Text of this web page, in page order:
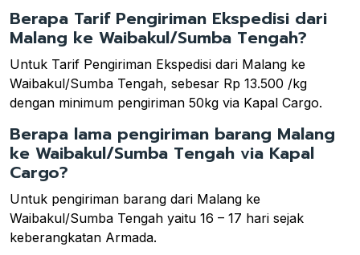
Berapa Tarif Pengiriman Ekspedisi dari
Malang ke Waibakul/Sumba Tengah?
Untuk Tarif Pengiriman Ekspedisi dari Malang ke
Waibakul/Sumba Tengah, sebesar Rp 13.500 /kg
dengan minimum pengiriman 50kg via Kapal Cargo.
Berapa lama pengiriman barang Malang
ke Waibakul/Sumba Tengah via Kapal
Cargo?
Untuk pengiriman barang dari Malang ke
Waibakul/Sumba Tengah yaitu 16 – 17 hari sejak
keberangkatan Armada.